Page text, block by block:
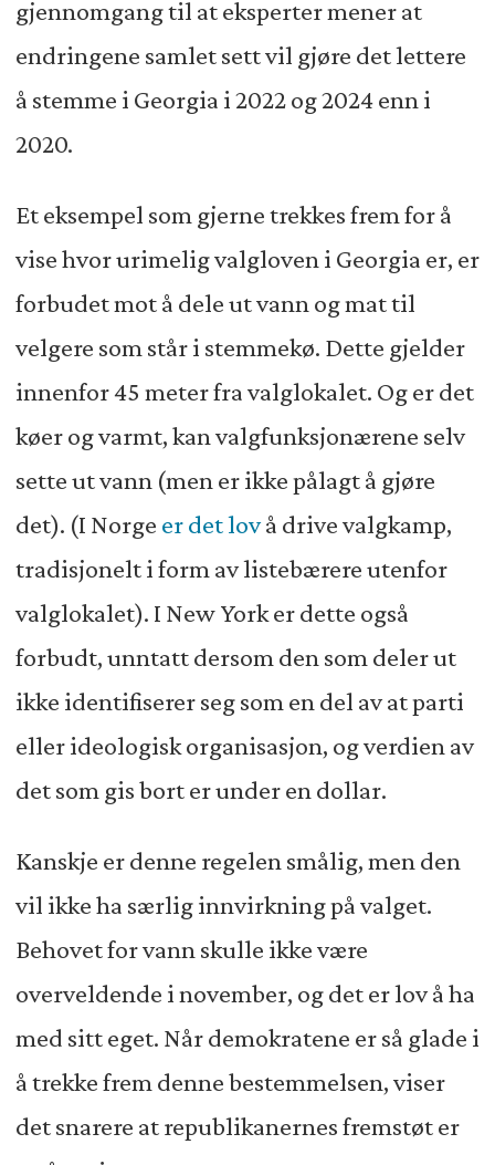
gjennomgang til at eksperter mener at
endringene samlet sett vil gjøre det lettere
å stemme i Georgia i 2022 og 2024 enn i
2020.
Et eksempel som gjerne trekkes frem for å
vise hvor urimelig valgloven i Georgia er, er
forbudet mot å dele ut vann og mat til
velgere som står i stemmekø. Dette gjelder
innenfor 45 meter fra valglokalet. Og er det
køer og varmt, kan valgfunksjonærene selv
sette ut vann (men er ikke pålagt å gjøre
det). (I Norge er det lovå drive valgkamp,
tradisjonelt i form av listebærere utenfor
valglokalet). I New York er dette også
forbudt, unntatt dersom den som deler ut
ikke identifiserer seg som en del av at parti
eller ideologisk organisasjon, og verdien av
det som gis bort er under en dollar.
Kanskje er denne regelen smålig, men den
vil ikke ha særlig innvirkning på valget.
Behovet for vann skulle ikke være
overveldende i november, og det er lov å ha
med sitt eget. Når demokratene er så glade i
å trekke frem denne bestemmelsen, viser
det snarere at republikanernes fremstøt er